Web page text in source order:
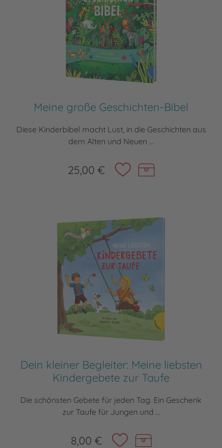
Meine große Geschichten-Bibel
Diese Kinderbibel macht Lust, in die Geschichten aus
dem Alten und Neuen ...
25,00 €
Dein kleiner Begleiter: Meine liebsten
Kindergebete zur Taufe
Die schönsten Gebete für jeden Tag. Ein Geschenk
zur Taufe für Jungen und ...
8,00 €